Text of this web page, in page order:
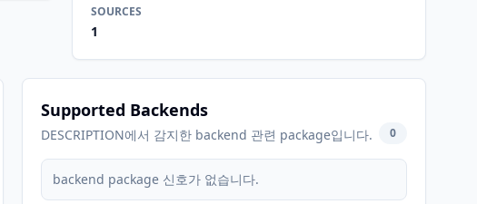
SOURCES
1
Supported Backends
DESCRIPTION에서 감지한 backend 관련 package입니다. 0
backend package 신호가 없습니다.